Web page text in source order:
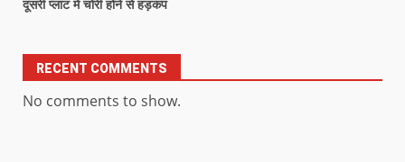
दूसरी प्लांट में चोरी होने से हड़कंप
RECENT COMMENTS
No comments to show.